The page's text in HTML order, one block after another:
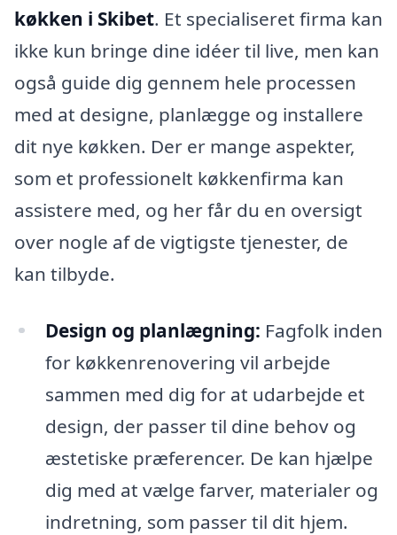
køkken i Skibet. Et specialiseret firma kan
ikke kun bringe dine idéer til live, men kan
også guide dig gennem hele processen
med at designe, planlægge og installere
dit nye køkken. Der er mange aspekter,
som et professionelt køkkenfirma kan
assistere med, og her får du en oversigt
over nogle af de vigtigste tjenester, de
kan tilbyde.
Design og planlægning: Fagfolk inden
for køkkenrenovering vil arbejde
sammen med dig for at udarbejde et
design, der passer til dine behov og
æstetiske præferencer. De kan hjælpe
dig med at vælge farver, materialer og
indretning, som passer til dit hjem.